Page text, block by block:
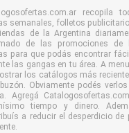
recopila
semanales, folletos
de la Argentina
de las promociones
para que podás encontrar
las gangas en tu área. A
los catálogos más
Obviamente podés
Agregá
tiempo y dinero.
a reducir el desperdicio de